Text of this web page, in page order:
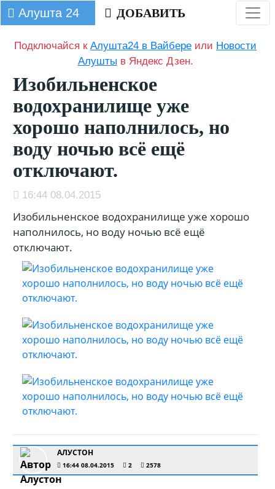
Алушта 24 ДОБАВИТЬ
Подключайся кАлушта24 в Вайбере или Новости
Алушты в Яндекс Дзен.
Изобильненское
водохранилище уже
хорошо наполнилось, но
воду ночью всё ещё
отключают.
16:44 08.04.2015
Изобильненское водохранилище уже хорошо
наполнилось, но воду ночью всё ещё
отключают.
АЛУСТОН
16:44 08.04.2015 2 2578